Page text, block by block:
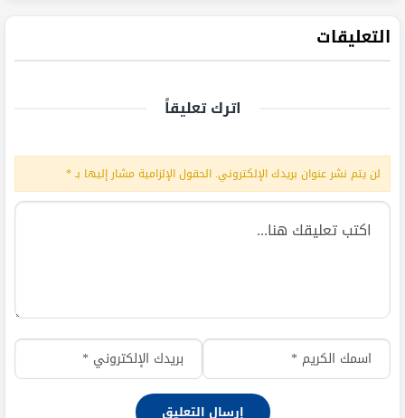
التعليقات
اترك تعليقاً
لن يتم نشر عنوان بريدك الإلكتروني. الحقول الإلزامية مشار إليها بـ*